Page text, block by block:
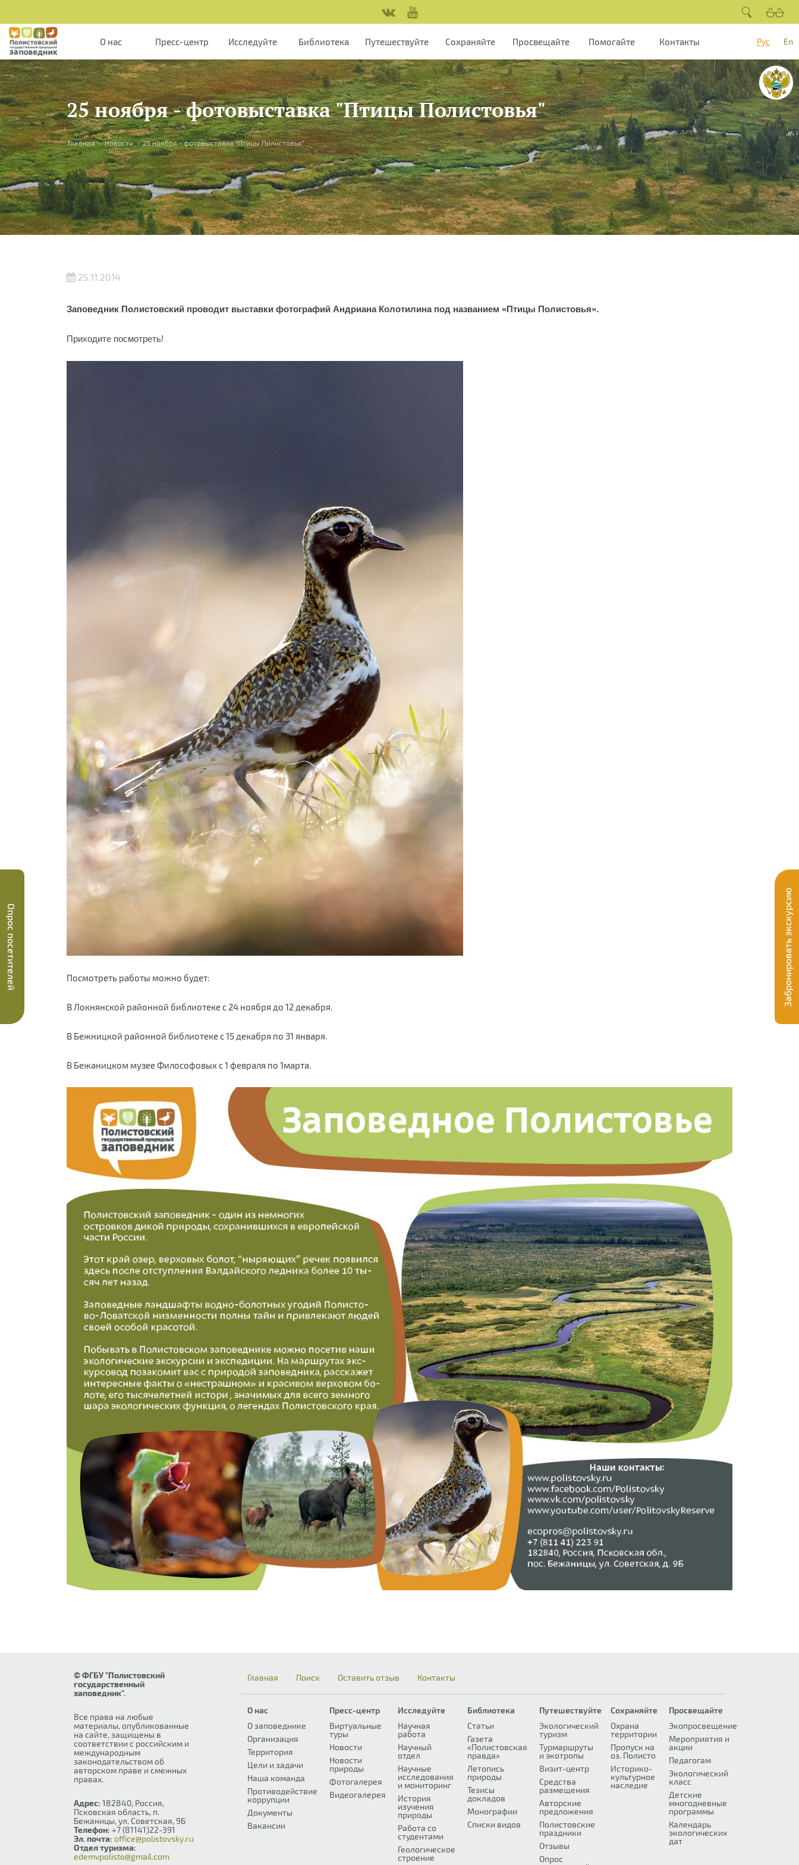
О нас Пресс-центр Исследуйте Библиотека Путешествуйте Сохраняйте Просвещайте Помогайте Контакты Рус En
25 ноября - фотовыставка "Птицы Полистовья"
Вы здесь
Главная » Новости » 25 ноября - фотовыставка "Птицы Полистовья"
25.11.2014
Заповедник Полистовский проводит выставки фотографий Андриана Колотилина под названием «Птицы Полистовья».
Приходите посмотреть!
Посмотреть работы можно будет:
В Локнянской районной библиотеке с 24 ноября до 12 декабря.
В Бежницкой районной библиотеке с 15 декабря по 31 января.
В Бежаницком музее Философовых с 1 февраля по 1марта.
© ФГБУ "Полистовский
государственный
заповедник".
Все права на любые
материалы, опубликованные
на сайте, защищены в
соответствии с российским и
международным
законодательством об
авторском праве и смежных
правах.
Адрес: 182840, Россия,
Псковская область, п.
Бежаницы, ул. Советская, 9Б
Телефон: +7 (81141)22-391
Эл. почта: office@polistovsky.ru
Отдел туризма:
edemvpolisto@gmail.com
Главная Поиск Оставить отзыв Контакты
О нас
О заповеднике
Организация
Территория
Цели и задачи
Наша команда
Противодействие
коррупции
Документы
Вакансии
Пресс-центр
Виртуальные
туры
Новости
Новости
природы
Фотогалерея
Видеогалерея
Исследуйте
Научная
работа
Научный
отдел
Научные
исследования
и мониторинг
История
изучения
природы
Работа со
студентами
Геологическое
строение
Библиотека
Статьи
Газета
«Полистовская
правда»
Летопись
природы
Тезисы
докладов
Монографии
Списки видов
Путешествуйте
Экологический
туризм
Турмаршруты
и экотропы
Визит-центр
Средства
размещения
Авторские
предложения
Полистовские
праздники
Отзывы
Опрос
Сохраняйте
Охрана
территории
Пропуск на
оз. Полисто
Историко-
культурное
наследие
Просвещайте
Экопросвещение
Мероприятия и
акции
Педагогам
Экологический
класс
Детские
многодневные
программы
Календарь
экологических
дат
Забронировать экскурсию
Опрос посетителей